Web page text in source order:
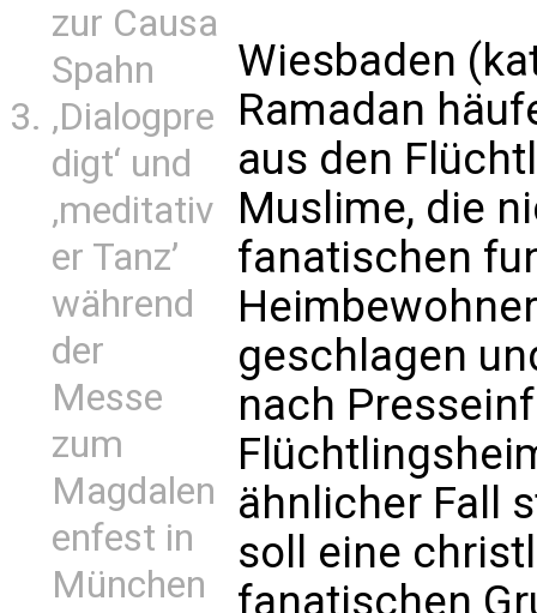
zur Causa
Spahn
‚Dialogpre
digt‘ und
‚meditativ
er Tanz’
während
der
Messe
zum
Magdalen
enfest in
München
Wiesbaden
Ramadan
aus den
Muslime, die
fanatischen
geschlagen
nach
ähnlicher Fall
soll eine
fanatischen